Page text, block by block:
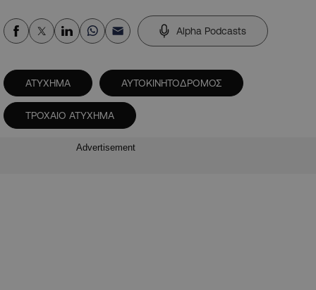
Alpha Podcasts
ΑΤΥΧΗΜΑ ΑΥΤΟΚΙΝΗΤΟΔΡΟΜΟΣ
ΤΡΟΧΑΙΟ ΑΤΥΧΗΜΑ
Advertisement